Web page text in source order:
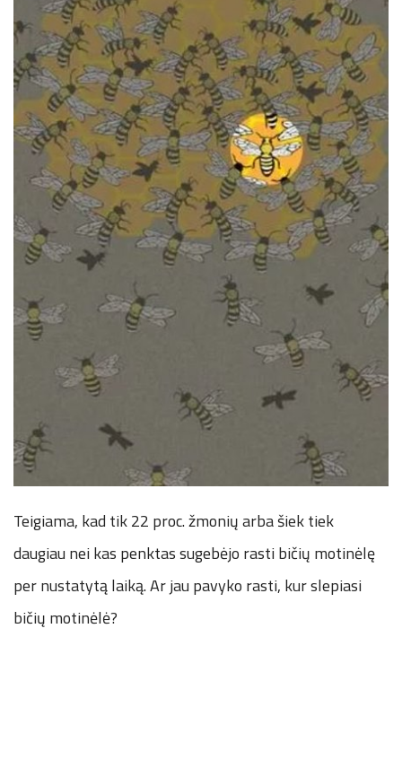
Teigiama, kad tik 22 proc. žmonių arba šiek tiek
daugiau nei kas penktas sugebėjo rasti bičių motinėlę
per nustatytą laiką. Ar jau pavyko rasti, kur slepiasi
bičių motinėlė?